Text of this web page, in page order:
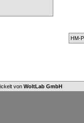
HM-
vonWoltLab GmbH